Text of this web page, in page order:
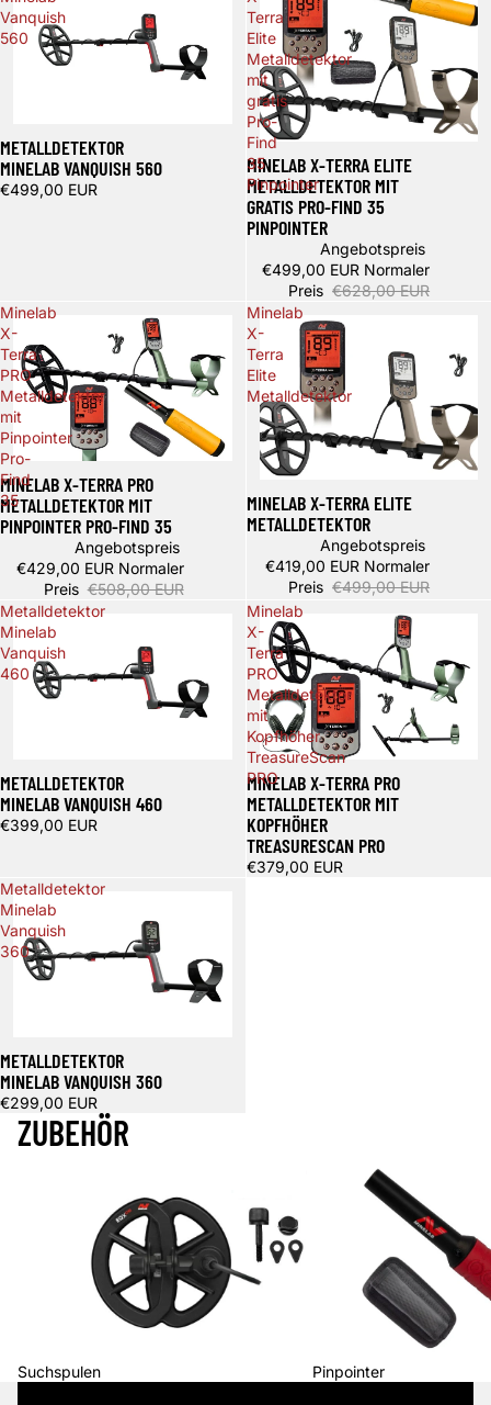
Vanquish
560
METALLDETEKTOR
MINELAB VANQUISH 560
€499,00 EUR
Terra
Elite
Metalldetektor
mit
gratis
Pro-
Find
35
Pinpointer
Ausverkauft
MINELAB X-TERRA ELITE
METALLDETEKTOR MIT
GRATIS PRO-FIND 35
PINPOINTER
Angebotspreis
€499,00 EUR Normaler
Preis €628,00 EUR
Minelab
X-
Terra
PRO
Metalldetektor
mit
Pinpointer
Pro-
Find
35
Ausverkauft
MINELAB X-TERRA PRO
METALLDETEKTOR MIT
PINPOINTER PRO-FIND 35
Angebotspreis
€429,00 EUR Normaler
Preis €508,00 EUR
Minelab
X-
Terra
Elite
Metalldetektor
MINELAB X-TERRA ELITE
METALLDETEKTOR
Angebotspreis
€419,00 EUR Normaler
Preis €499,00 EUR
Metalldetektor
Minelab
Vanquish
460
METALLDETEKTOR
MINELAB VANQUISH 460
€399,00 EUR
Minelab
X-
Terra
PRO
Metalldetektor
mit
Kopfhöher
TreasureScan
PRO
MINELAB X-TERRA PRO
METALLDETEKTOR MIT
KOPFHÖHER
TREASURESCAN PRO
€379,00 EUR
Metalldetektor
Minelab
Vanquish
360
METALLDETEKTOR
MINELAB VANQUISH 360
€299,00 EUR
ZUBEHÖR
Suchspulen
Pinpointer
Pinpointer